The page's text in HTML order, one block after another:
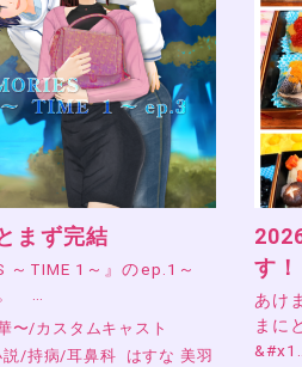
まず完結
～TIME 1～』のep.1～
…
〜/カスタムキャスト
説/持病/耳鼻科 はすな 美羽
す！
あけ
まに
&#x1…